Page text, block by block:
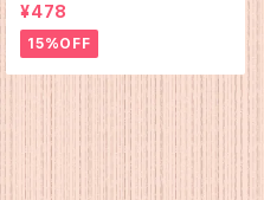
¥478
15%OFF